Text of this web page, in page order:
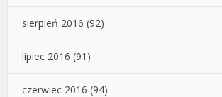
sierpień 2016 (92)
lipiec 2016 (91)
czerwiec 2016 (94)